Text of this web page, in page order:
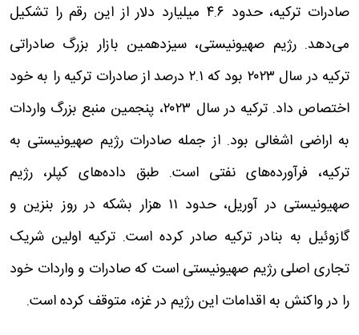
صادرات ترکیه، حدود ۴.۶ میلیارد دلار از این رقم را تشکیل
می‌دهد. رژیم صهیونیستی، سیزدهمین بازار بزرگ صادراتی
ترکیه در سال ۲۰۲۳ بود که ۲.۱ درصد از صادرات ترکیه را به خود
اختصاص داد. ترکیه در سال ۲۰۲۳، پنجمین منبع بزرگ واردات
به اراضی اشغالی بود. از جمله صادرات رژیم صهیونیستی به
ترکیه، فرآورده‌های نفتی است. طبق داده‌های کپلر، رژیم
صهیونیستی در آوریل، حدود ۱۱ هزار بشکه در روز بنزین و
گازوئیل به بنادر ترکیه صادر کرده است. ترکیه اولین شریک
تجاری اصلی رژیم صهیونیستی است که صادرات و واردات خود
را در واکنش به اقدامات این رژیم در غزه، متوقف کرده است.